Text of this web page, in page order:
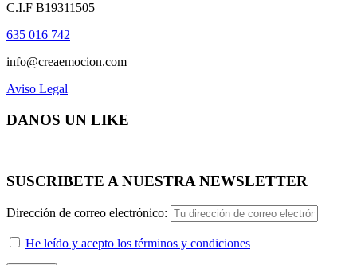
C.I.F B19311505
635 016 742
info@creaemocion.com
Aviso Legal
DANOS UN LIKE
SUSCRIBETE A NUESTRA NEWSLETTER
Dirección de correo electrónico:
He leído y acepto los términos y condiciones